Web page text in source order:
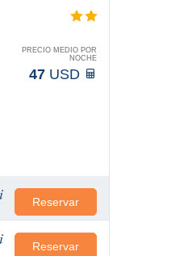
PRECIO MEDIO POR
NOCHE
47 USD
Reservar
Reservar